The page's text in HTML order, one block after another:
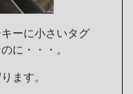
ーに小さいタグ
に・・・。
ます。